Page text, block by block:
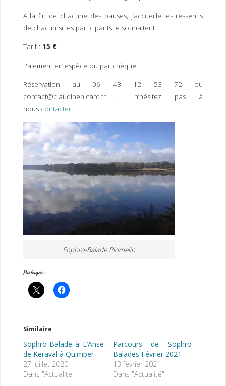
A la fin de chacune des pauses, j’accueille les ressentis
de chacun si les participants le souhaitent.
Tarif : 15 €
Paiement en espèce ou par chèque.
Réservation au 06 43 12 53 72 ou
contact@claudinepicard.fr , n’hésitez pas à
nous contacter
Sophro-Balade Plomelin
Partager :
Similaire
Sophro-Balade à L’Anse
de Keraval à Quimper
27 juillet 2020
Dans "Actualité"
Parcours de Sophro-
Balades Février 2021
13 février 2021
Dans "Actualité"